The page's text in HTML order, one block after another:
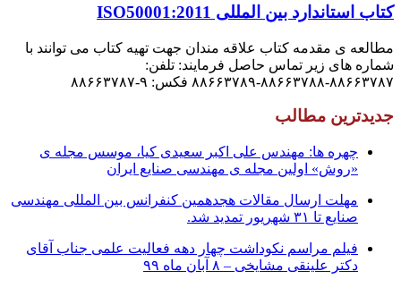
کتاب استاندارد بین المللی ISO50001:2011
مطالعه ی مقدمه کتاب علاقه مندان جهت تهیه کتاب می توانند با
شماره های زیر تماس حاصل فرمایند: تلفن:
۸۸۶۶۳۷۸۷-۸۸۶۶۳۷۸۸-۸۸۶۶۳۷۸۹ فکس: ۹-۸۸۶۶۳۷۸۷
جدیدترین مطالب
چهره ها: مهندس علی اکبر سعیدی کیا، موسس مجله ی
«روش» اولین مجله ی مهندسی صنایع ایران
مهلت ارسال مقالات هجدهمین کنفرانس بین المللی مهندسی
صنایع تا ۳۱ شهریور تمدید شد.
فیلم مراسم نکوداشت چهار دهه فعالیت علمی جناب آقای
دکتر علینقی مشایخی – ۸ آبان ماه ۹۹